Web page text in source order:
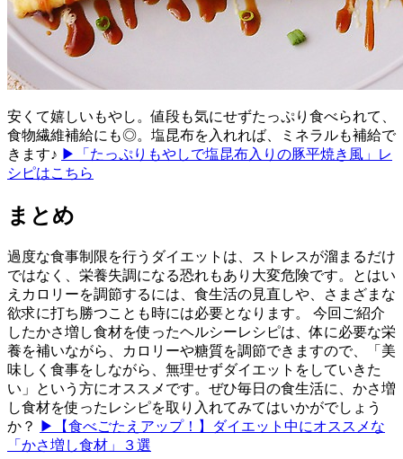
安くて嬉しいもやし。値段も気にせずたっぷり食べられて、
食物繊維補給にも◎。塩昆布を入れれば、ミネラルも補給で
きます♪ ▶「たっぷりもやしで塩昆布入りの豚平焼き風」レ
シピはこちら
まとめ
過度な食事制限を行うダイエットは、ストレスが溜まるだけ
ではなく、栄養失調になる恐れもあり大変危険です。とはい
えカロリーを調節するには、食生活の見直しや、さまざまな
欲求に打ち勝つことも時には必要となります。 今回ご紹介
したかさ増し食材を使ったヘルシーレシピは、体に必要な栄
養を補いながら、カロリーや糖質を調節できますので、「美
味しく食事をしながら、無理せずダイエットをしていきた
い」という方にオススメです。ぜひ毎日の食生活に、かさ増
し食材を使ったレシピを取り入れてみてはいかがでしょう
か？
▶【食べごたえアップ！】ダイエット中にオススメな
「かさ増し食材」３選